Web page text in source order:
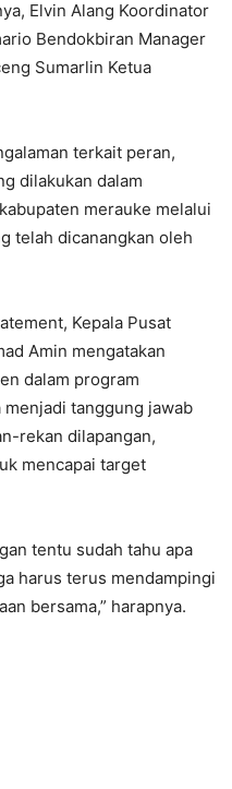
Elvin Alang Koordinator
Bendokbiran Manager
Sumarlin Ketua
terkait peran,
dilakukan dalam
merauke melalui
telah dicanangkan oleh
Kepala Pusat
Amin mengatakan
dalam program
tanggung jawab
rekan dilapangan,
mencapai target
tentu sudah tahu apa
harus terus mendampingi
bersama,” harapnya.